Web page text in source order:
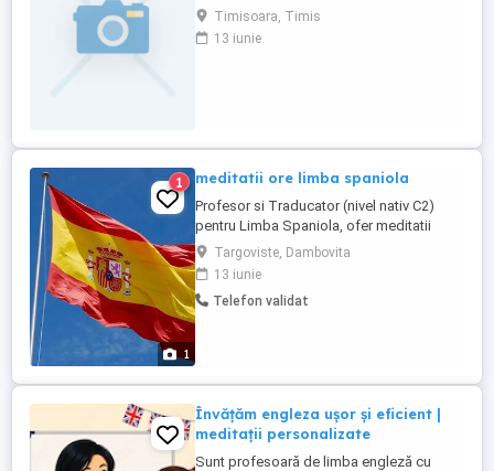
individual cu fiecare copil, pentru o atenție
maximă și rezultate cât mai bune. Nu
desfășor cursuri online sau în grupuri. La
Timisoara, Timis
13 iunie
1
1 meditatii ore limba spaniola
Profesor si Traducator (nivel nativ C2)
pentru Limba Spaniola, ofer meditatii
copiilor din clasele I-VIII și liceu. Inclusiv
adulti. Orar flexibil si modalitate online. O
sedinta dureaza 60 de minute, un singur
elev pe parcursul sedinței. Materialele sunt
Targoviste, Dambovita
13 iunie
Telefon validat
Învățăm engleza ușor și eficient |
meditații personalizate
Sunt profesoară de limba engleză cu